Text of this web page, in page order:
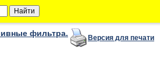
фильтра. Версия для печати